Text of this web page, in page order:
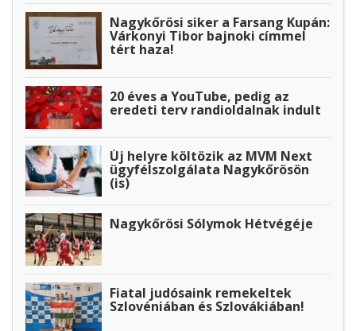
Nagykőrösi siker a Farsang Kupán:
Várkonyi Tibor bajnoki címmel
tért haza!
20 éves a YouTube, pedig az
eredeti terv randioldalnak indult
Új helyre költözik az MVM Next
ügyfélszolgálata Nagykőrösön
(is)
Nagykőrösi Sólymok Hétvégéje
Fiatal judósaink remekeltek
Szlovéniában és Szlovákiában!